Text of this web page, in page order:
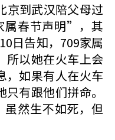
京到武汉陪父母过
属春节声明”，其
日告知，709家属
所以她在火车上会
如果有人在火车
有跟他们拼命。
然生不如死，但